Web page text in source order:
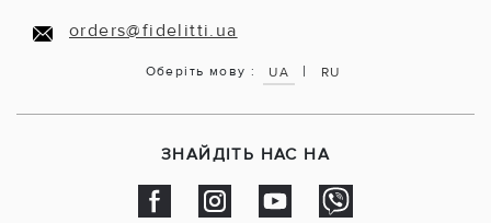
orders@fidelitti.ua
Оберіть мову : UA | RU
ЗНАЙДІТЬ НАС НА